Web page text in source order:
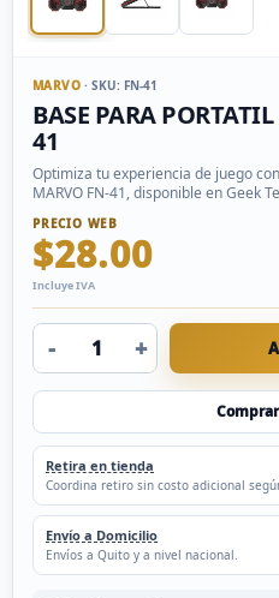
MARVO · SKU: FN-41
BASE PARA
41
Optimiza tu experiencia de juego con
MARVO FN-41, disponible en Geek
PRECIO WEB
$28.00
Incluye IVA
- +
Retira en tienda
Coordina retiro sin costo adicional
Envío a Domicilio
Envíos a Quito y a nivel nacional.